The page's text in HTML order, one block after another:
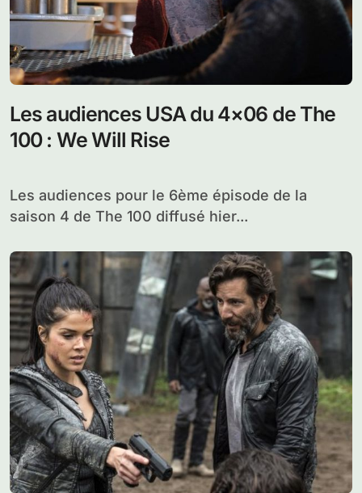
Les audiences USA du 4×06 de The
100 : We Will Rise
Les audiences pour le 6ème épisode de la
saison 4 de The 100 diffusé hier...